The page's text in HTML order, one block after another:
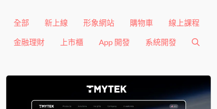
全部 新上線 形象網站 購物車 線上課程
金融理財 上市櫃 App 開發 系統開發